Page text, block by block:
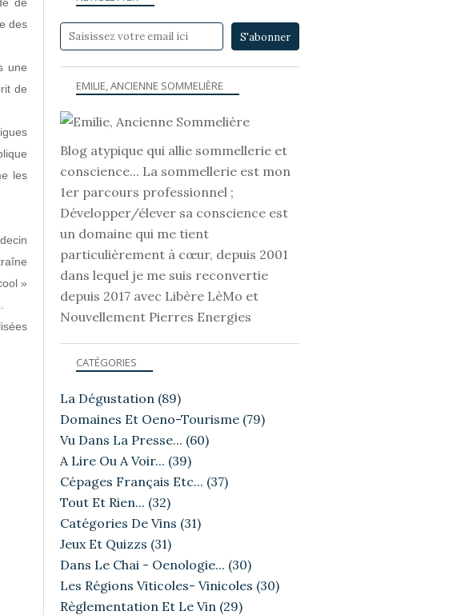
des
une
de
les
»
EMILIE, ANCIENNE SOMMELIÈRE
Blog atypique qui allie sommellerie et
conscience... La sommellerie est mon
1er parcours professionnel ;
Développer/élever sa conscience est
un domaine qui me tient
particulièrement à cœur, depuis 2001
dans lequel je me suis reconvertie
depuis 2017 avec Libère LèMo et
Nouvellement Pierres Energies
CATÉGORIES
La Dégustation (89)
Domaines Et Oeno-Tourisme (79)
Vu Dans La Presse... (60)
A Lire Ou A Voir... (39)
Cépages Français Etc... (37)
Tout Et Rien... (32)
Catégories De Vins (31)
Jeux Et Quizzs (31)
Dans Le Chai - Oenologie... (30)
Les Régions Viticoles- Vinicoles (30)
Règlementation Et Le Vin (29)